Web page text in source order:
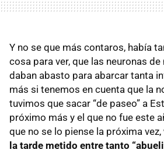
Y no se que más contaros, había
cosa para ver, que las neuronas
daban abasto para abarcar tanta
más si tenemos en cuenta que la
tuvimos que sacar “de paseo” a
próximo más y el que no fue este
que no se lo piense la próxima vez,
la tarde metido entre tanto